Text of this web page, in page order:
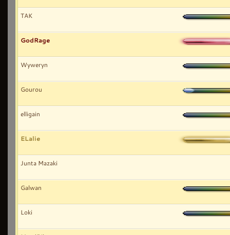
TAK
GodRage
Wyweryn
Gourou
elligain
ELalie
Junta Mazaki
Galwan
Loki